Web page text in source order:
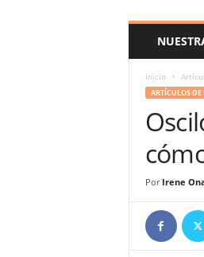
o
Inicio
ARTÍCULOS DE
Por Irene